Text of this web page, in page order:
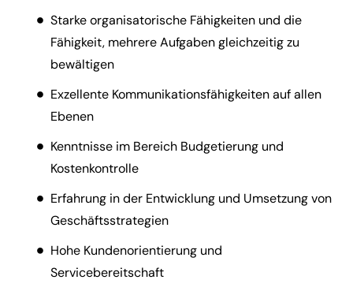
Starke organisatorische Fähigkeiten und die
Fähigkeit, mehrere Aufgaben gleichzeitig zu
bewältigen
Exzellente Kommunikationsfähigkeiten auf allen
Ebenen
Kenntnisse im Bereich Budgetierung und
Kostenkontrolle
Erfahrung in der Entwicklung und Umsetzung von
Geschäftsstrategien
Hohe Kundenorientierung und
Servicebereitschaft